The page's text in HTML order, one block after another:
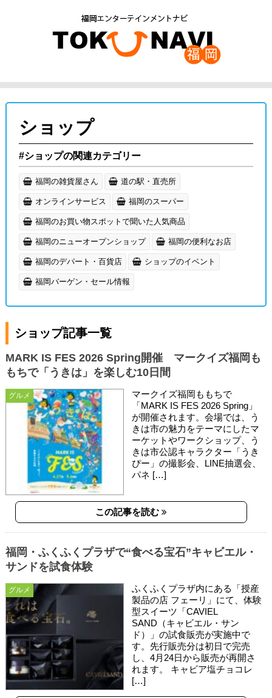
ショップ
#ショップの関連カテゴリー
福岡の雑貨屋さん 道の駅・直売所
オンラインサービス 福岡のスーパー
福岡のお買い物スポットで聞いた人気商品
福岡のニューオープンショップ 福岡の便利なお店
福岡のデパート・百貨店 ショップのイベント
福岡バーゲン・セール情報
ショップ記事一覧
グルメ
MARK IS FES 2026 Spring開催 マークイズ福岡も
もちで「うきは」を楽しむ10日間
マークイズ福岡ももちで
「MARK IS FES 2026 Spring」
が開催されます。会場では、う
きは市の魅力をテーマにしたマ
ーケットやワークショップ、う
きは市公認キャラクター「うき
ぴー」の撮影会、LINE抽選会、
パネ […]
この記事を読む
グルメ
福岡・ふくふくプラザで“食べる宝石”キャビエル・
サンドを試食体験
ふくふくプラザ内にある「授産
製品の店 フェーリ」にて、体験
型スイーツ「CAVIEL
SAND（キャビエル・サン
ド）」の試食販売が実施中で
す。先行販売分は初日で完売
し、4月24日から販売が再開さ
れます。 キャビア塩チョコレ
[…]